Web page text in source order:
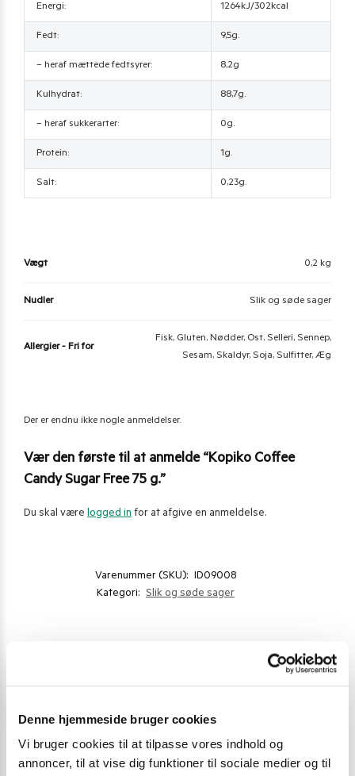
Denne hjemmeside bruger cookies
Vi bruger cookies til at tilpasse vores indhold og
annoncer, til at vise dig funktioner til sociale medier og til
Energi: 1264kJ/302kcal
Fedt: 9,5g.
– heraf mættede fedtsyrer: 8,2g
Kulhydrat: 88,7g.
– heraf sukkerarter: 0g.
Protein: 1g.
Salt: 0,23g.
Vægt 0,2 kg
Nudler Slik og søde sager
Allergier - Fri for
Fisk, Gluten, Nødder, Ost, Selleri, Sennep,
Sesam, Skaldyr, Soja, Sulfitter, Æg
Der er endnu ikke nogle anmeldelser.
Vær den første til at anmelde “Kopiko Coffee
Candy Sugar Free 75 g.”
Du skal være logged in for at afgive en anmeldelse.
Varenummer (SKU): ID09008
Kategori: Slik og søde sager